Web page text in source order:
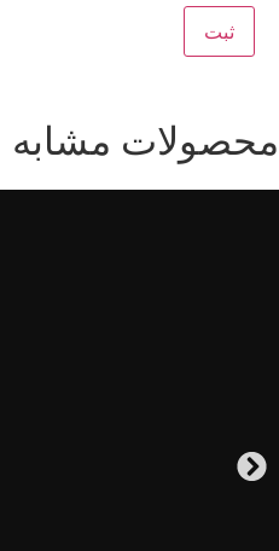
محصولات مشابه